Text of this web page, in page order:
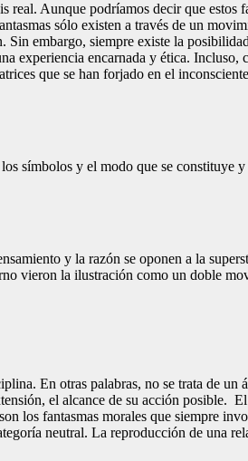
real. Aunque podríamos decir que
sólo existen a través de un
embargo, siempre existe la
experiencia encarnada y ética.
que se han forjado en el
símbolos y el modo que se constituye
y la razón se oponen a la
vieron la ilustración como un doble
En otras palabras, no se trata de
el alcance de su acción posible.
los fantasmas morales que siempre
neutral. La reproducción de una